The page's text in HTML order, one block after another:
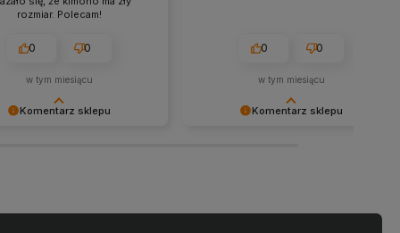
Komentarz sklepu
rozmiar. Polecam!
0 0
w tym miesiącu
Komentarz sklepu
0 0
w tym miesiącu